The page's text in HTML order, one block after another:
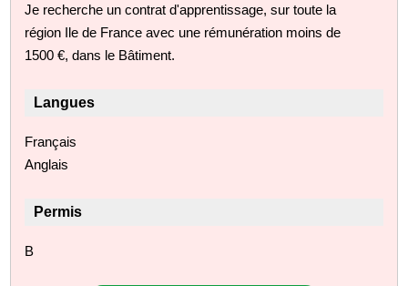
Je recherche un contrat d'apprentissage, sur toute la
région Ile de France avec une rémunération moins de
1500 €, dans le Bâtiment.
Langues
Français
Anglais
Permis
B